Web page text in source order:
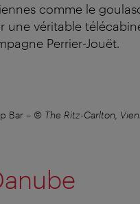
comme le
une véritable
Perrier-Jouët.
Bar– © The Ritz-Carlton,